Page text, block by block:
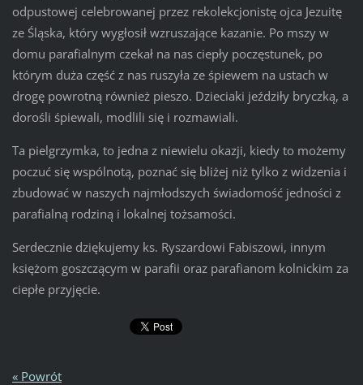
odpustowej celebrowanej przez rekolekcjonistę ojca Jezuitę
ze Śląska, który wygłosił wzruszające kazanie. Po mszy w
domu parafialnym czekał na nas ciepły poczęstunek, po
którym duża część z nas ruszyła ze śpiewem na ustach w
drogę powrotną również pieszo. Dzieciaki jeździły bryczką, a
dorośli śpiewali, modlili się i rozmawiali.
Ta pielgrzymka, to jedna z niewielu okazji, kiedy to możemy
poczuć się wspólnotą, poznać się bliżej niż tylko z widzenia i
zbudować w naszych najmłodszych świadomość jedności z
parafialną rodziną i lokalnej tożsamości.
Serdecznie dziękujemy ks. Ryszardowi Fabiszowi, innym
księżom goszczącym w parafii oraz parafianom kolnickim za
ciepłe przyjęcie.
« Powrót